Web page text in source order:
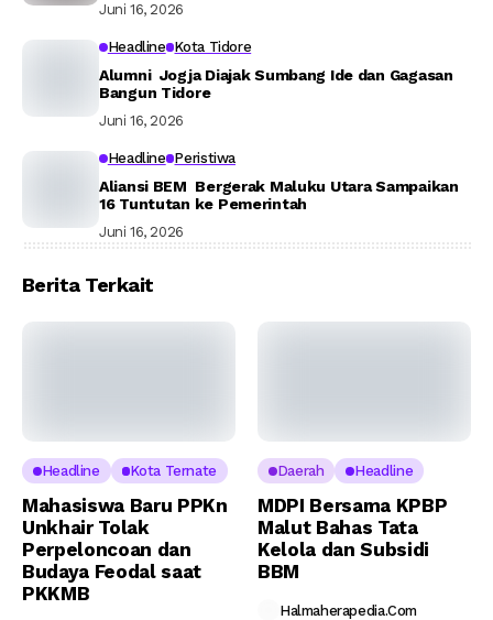
Juni 16, 2026
Headline Kota Tidore
Alumni Jogja Diajak Sumbang Ide dan Gagasan
Bangun Tidore
Juni 16, 2026
Headline Peristiwa
Aliansi BEM Bergerak Maluku Utara Sampaikan
16 Tuntutan ke Pemerintah
Juni 16, 2026
Berita Terkait
Headline Kota Ternate
Mahasiswa Baru PPKn
Unkhair Tolak
Perpeloncoan dan
Budaya Feodal saat
PKKMB
Daerah Headline
MDPI Bersama KPBP
Malut Bahas Tata
Kelola dan Subsidi
BBM
Halmaherapedia.com